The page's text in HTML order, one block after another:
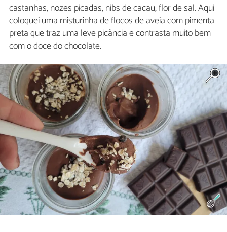
castanhas, nozes picadas, nibs de cacau, flor de sal. Aqui
coloquei uma misturinha de flocos de aveia com pimenta
preta que traz uma leve picãncia e contrasta muito bem
com o doce do chocolate.